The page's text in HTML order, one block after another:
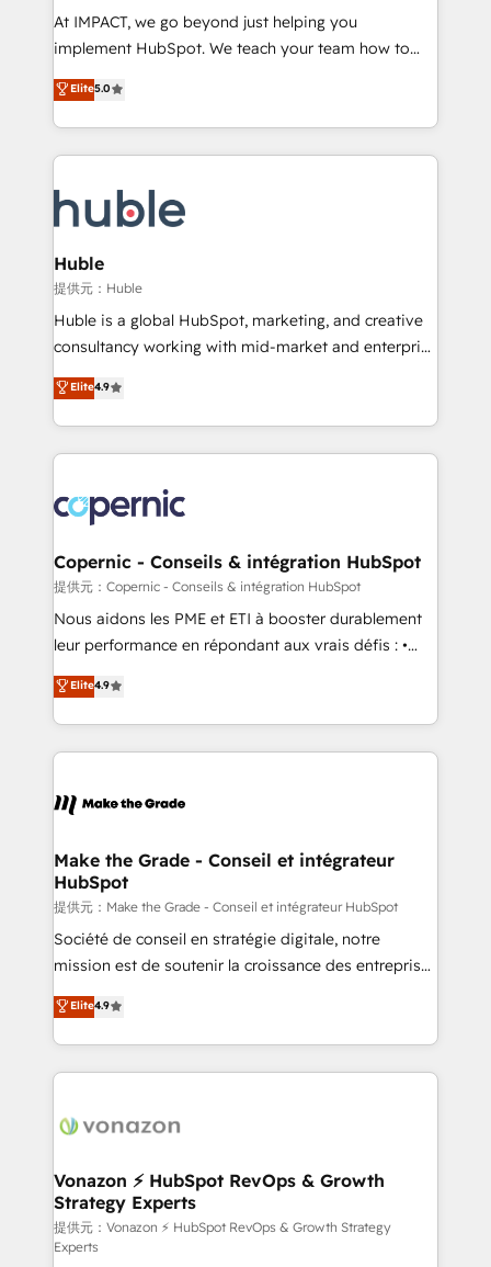
WooCommerce 💲 Stripe or Paypal 💰 Sage or
Netsuite 🤖 Google or Microsoft ✍️ DocuSign or
the rare Advanced "Custom Integrations"
Accreditation, securely sync data across... 🔄 any
new HubSpot portal with Advanced Website and
CRM Migrations using our in-house "HubScrub" Tool.
At IMPACT, we go beyond just helping you
implement HubSpot. We teach your team how to
master it. As the creators of the Endless Customers
System™ (the next evolution of They Ask, You
Answer), we’re the only HubSpot partner built
entirely around coaching and training. That means
skills, processes, and internal team you need to
attract the right buyers, close deals faster, and grow
without outside dependencies. You’ll learn how to: •
Set up, audit, and organize your HubSpot portal •
Get your sales team fully using HubSpot • Track
pipeline and revenue across the entire buyer journey
growth • Create content and videos that attract
buyers • Use AI to scale smarter Our coaching-led
lasts. So if you're ready to become the most trusted
voice in your market, let’s talk.
Elite5.0
Huble
提供元：Huble
Huble is a global HubSpot, marketing, and creative
consultancy working with mid-market and enterprise
businesses. We go beyond implementation, shaping
the strategy, processes, and teams that turn
HubSpot into a genuine growth engine. Named
HubSpot's Global Partner of the Year in 2024,
worldwide, and with over 15 years in the ecosystem,
Huble has built a track record that speaks for itself.
One company, one operating model, delivering
across offices and consulting teams in the UK, USA,
Canada, Germany, France, Belgium, Singapore, and
South Africa. Certified compliant with ISO/IEC
international offices and 175+ employees.
Elite4.9
Copernic - Conseils & intégration HubSpot
提供元：Copernic - Conseils & intégration HubSpot
Nous aidons les PME et ETI à booster durablement
leur performance en répondant aux vrais défis : •
Intégration de HubSpot avec d’autres outils (ERP,
téléphonie, etc.) • Alignement des équipes grâce à un
outil et des données partagées • Amélioration de la
collecte et de l’analyse des données pour des
de la productivité des équipes Notre équipe de 30
avec un engagement total, alignant processus
métiers et technologie, et guidant vos équipes à
travers le changement, tout en centrant vos objectifs
d’entreprise. Grâce à une méthodologie éprouvée
auprès de plus de 400 clients, nous comprenons
HubSpot dans votre organisation. Pour toute
question technique ou besoin de structuration de
Elite4.9
Make the Grade - Conseil et intégrateur
HubSpot
提供元：Make the Grade - Conseil et intégrateur HubSpot
Société de conseil en stratégie digitale, notre
mission est de soutenir la croissance des entreprises
B2B à travers l’acquisition de nouveaux clients,
l'intégration CRM et le développement des revenus
auprès de vos comptes existants. En France et à
l'international, nous travaillons avec des ETI
delà d’une simple transformation digitale et des
➤ L’intégration de CRM et de méthodologie RevOps
pour aligner les équipes marketing, commerciales et
support client (data migration, synchronisation API,
audit et maintenance) ➤ La création de sites internet
Elite4.9
Vonazon ⚡ HubSpot RevOps & Growth
Strategy Experts
提供元：Vonazon ⚡ HubSpot RevOps & Growth Strategy
Experts